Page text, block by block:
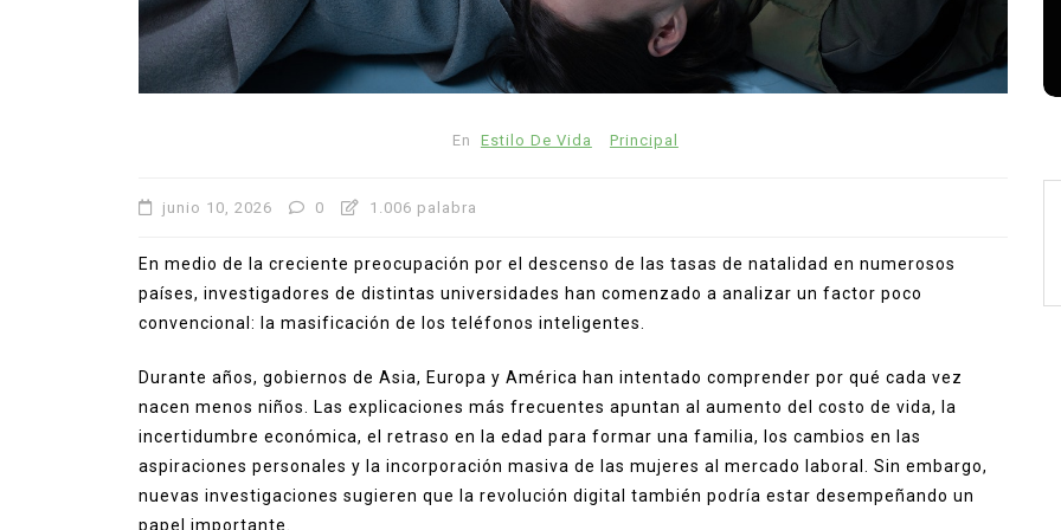
En Estilo De Vida Principal
junio 10, 2026 0 1.006 palabra
En medio de la creciente preocupación por el descenso de las tasas de natalidad en numerosos
países, investigadores de distintas universidades han comenzado a analizar un factor poco
convencional: la masificación de los teléfonos inteligentes.
Durante años, gobiernos de Asia, Europa y América han intentado comprender por qué cada vez
nacen menos niños. Las explicaciones más frecuentes apuntan al aumento del costo de vida, la
incertidumbre económica, el retraso en la edad para formar una familia, los cambios en las
aspiraciones personales y la incorporación masiva de las mujeres al mercado laboral. Sin embargo,
nuevas investigaciones sugieren que la revolución digital también podría estar desempeñando un
papel importante.
paz en Zacatecas
productores
seguridad
Sombrerete
podrían desaparecer
0 911 palabras